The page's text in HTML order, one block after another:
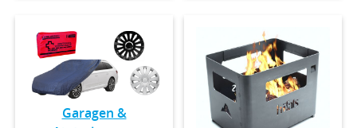
Garagen &